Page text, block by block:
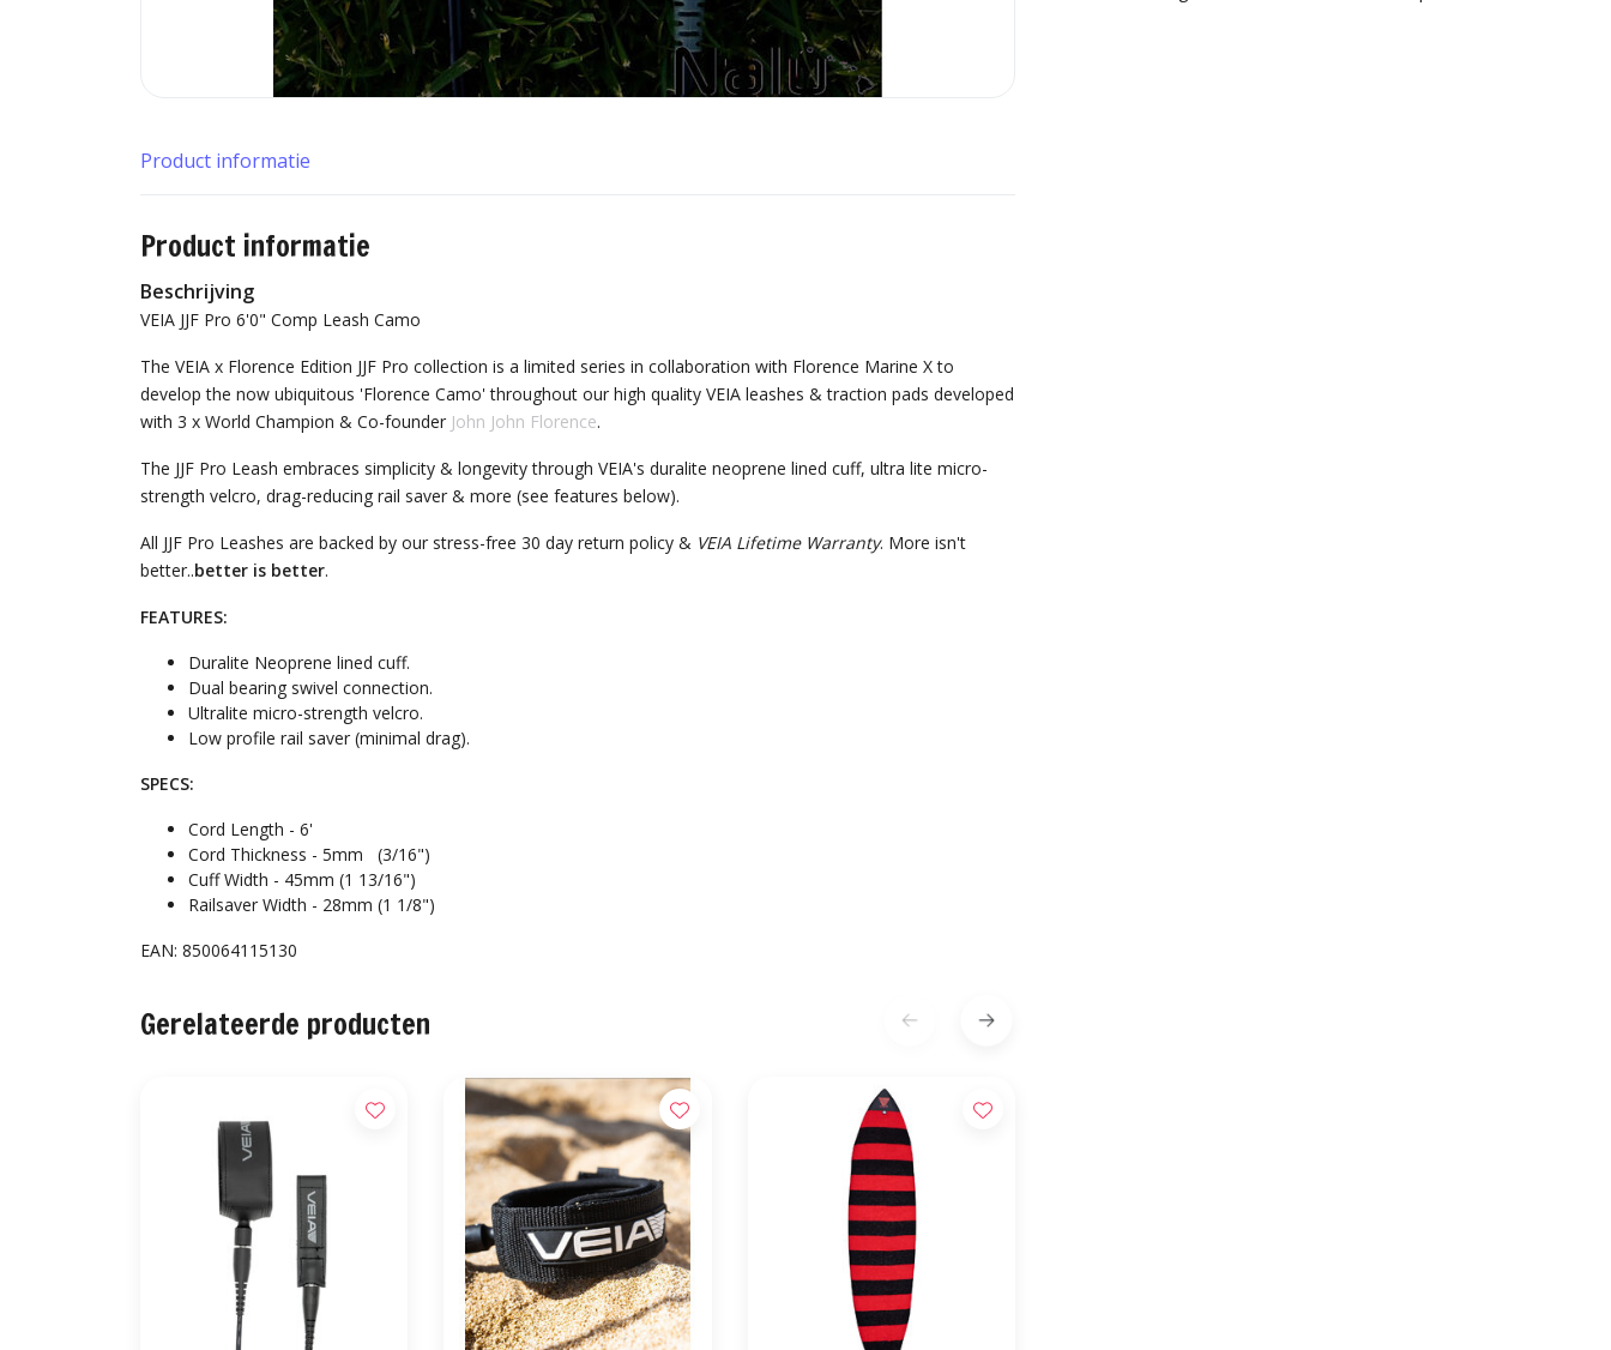
Product informatie
Product informatie
Beschrijving
VEIA JJF Pro 6'0" Comp Leash Camo
The VEIA x Florence Edition JJF Pro collection is a limited series in collaboration with Florence Marine X to
develop the now ubiquitous 'Florence Camo' throughout our high quality VEIA leashes & traction pads developed
with 3 x World Champion & Co-founder John John Florence.
The JJF Pro Leash embraces simplicity & longevity through VEIA's duralite neoprene lined cuff, ultra lite micro-
strength velcro, drag-reducing rail saver & more (see features below).
All JJF Pro Leashes are backed by our stress-free 30 day return policy & VEIA Lifetime Warranty. More isn't
better..better is better.
FEATURES:
Duralite Neoprene lined cuff.
Dual bearing swivel connection.
Ultralite micro-strength velcro.
Low profile rail saver (minimal drag).
SPECS:
Cord Length - 6'
Cord Thickness - 5mm (3/16")
Cuff Width - 45mm (1 13/16")
Railsaver Width - 28mm (1 1/8")
EAN: 850064115130
Gerelateerde producten